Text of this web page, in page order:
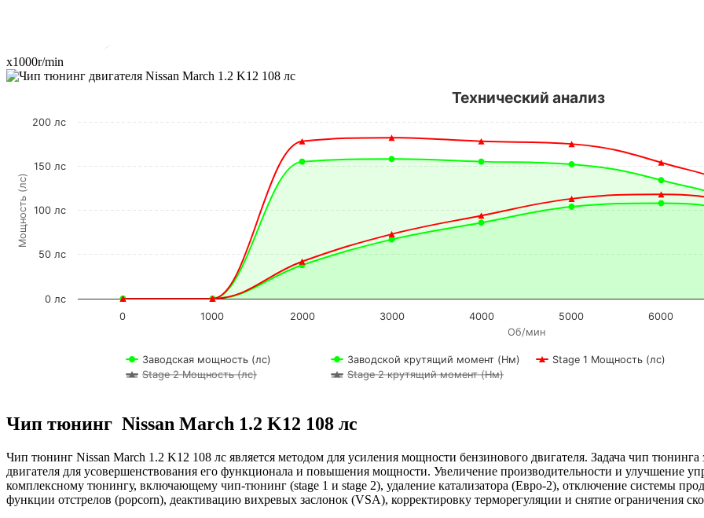
x1000r/min
Об/мин
Мощность (лс)
Технический анализ
Заводская мощность (лс) Заводской крутящий момент (Нм) Stage 1 Мощность (лс)
Stage 2 Мощность (лс)
Stage 2 крутящий момент (Нм)
0 1000 2000 3000 4000 5000 6000
0 лс
50 лс
100 лс
150 лс
200 лс
Чип тюнинг Nissan March 1.2 K12 108 лс
Чип тюнинг Nissan March 1.2 K12 108 лс является методом для усиления мощности бензинового двигателя. Задача чип
двигателя для усовершенствования его функционала и повышения мощности. Увеличение производительности и улучшение
комплексному тюнингу, включающему чип-тюнинг (stage 1 и stage 2), удаление катализатора (Евро-2), отключение системы
функции отстрелов (popcorn), деактивацию вихревых заслонок (VSA), корректировку терморегуляции и снятие ограничения